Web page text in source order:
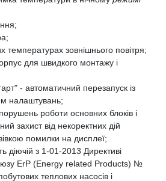
температурах зовнішнього повітря;
для швидкого монтажу і
- автоматичний перезапуск із
налаштувань;
роботи основних блоків і
захист від некоректних дій
помилки на дисплеї;
діючій з 1-01-2013 Директиві
ErP (Energy related Products) №
теплових насосів і